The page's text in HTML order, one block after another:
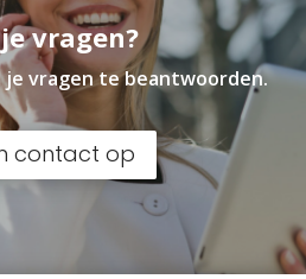
vragen?
je vragen te beantwoorden.
contact op